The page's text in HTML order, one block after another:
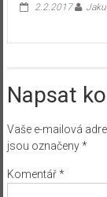
2.2.2017
Napsat
Vaše e-mailová
jsou označeny*
Komentář*